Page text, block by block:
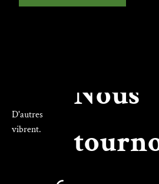
D'autres
vibrent.
Nous